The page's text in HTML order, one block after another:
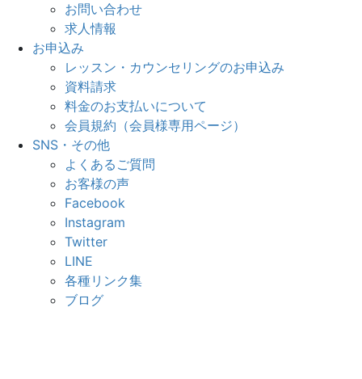
お問い合わせ
求人情報
お申込み
レッスン・カウンセリングのお申込み
資料請求
料金のお支払いについて
会員規約（会員様専用ページ）
SNS・その他
よくあるご質問
お客様の声
Facebook
Instagram
Twitter
LINE
各種リンク集
ブログ